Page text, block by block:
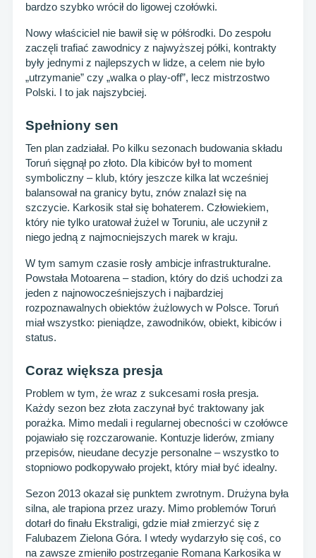
bardzo szybko wrócił do ligowej czołówki.
Nowy właściciel nie bawił się w półśrodki. Do zespołu
zaczęli trafiać zawodnicy z najwyższej półki, kontrakty
były jednymi z najlepszych w lidze, a celem nie było
„utrzymanie” czy „walka o play-off”, lecz mistrzostwo
Polski. I to jak najszybciej.
Spełniony sen
Ten plan zadziałał. Po kilku sezonach budowania składu
Toruń sięgnął po złoto. Dla kibiców był to moment
symboliczny – klub, który jeszcze kilka lat wcześniej
balansował na granicy bytu, znów znalazł się na
szczycie. Karkosik stał się bohaterem. Człowiekiem,
który nie tylko uratował żużel w Toruniu, ale uczynił z
niego jedną z najmocniejszych marek w kraju.
W tym samym czasie rosły ambicje infrastrukturalne.
Powstała Motoarena – stadion, który do dziś uchodzi za
jeden z najnowocześniejszych i najbardziej
rozpoznawalnych obiektów żużlowych w Polsce. Toruń
miał wszystko: pieniądze, zawodników, obiekt, kibiców i
status.
Coraz większa presja
Problem w tym, że wraz z sukcesami rosła presja.
Każdy sezon bez złota zaczynał być traktowany jak
porażka. Mimo medali i regularnej obecności w czołówce
pojawiało się rozczarowanie. Kontuzje liderów, zmiany
przepisów, nieudane decyzje personalne – wszystko to
stopniowo podkopywało projekt, który miał być idealny.
Sezon 2013 okazał się punktem zwrotnym. Drużyna była
silna, ale trapiona przez urazy. Mimo problemów Toruń
dotarł do finału Ekstraligi, gdzie miał zmierzyć się z
Falubazem Zielona Góra. I wtedy wydarzyło się coś, co
na zawsze zmieniło postrzeganie Romana Karkosika w